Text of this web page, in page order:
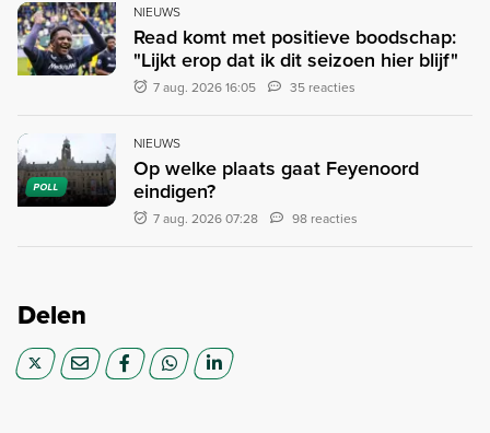
NIEUWS
Read komt met positieve boodschap:
"Lijkt erop dat ik dit seizoen hier blijf"
7 aug. 2026 16:05 35 reacties
POLL
NIEUWS
Op welke plaats gaat Feyenoord
eindigen?
7 aug. 2026 07:28 98 reacties
Delen